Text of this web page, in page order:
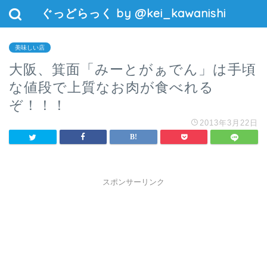
ぐっどらっく by @kei_kawanishi
美味しい店
大阪、箕面「みーとがぁでん」は手頃
な値段で上質なお肉が食べれる
ぞ！！！
2013年3月22日
スポンサーリンク